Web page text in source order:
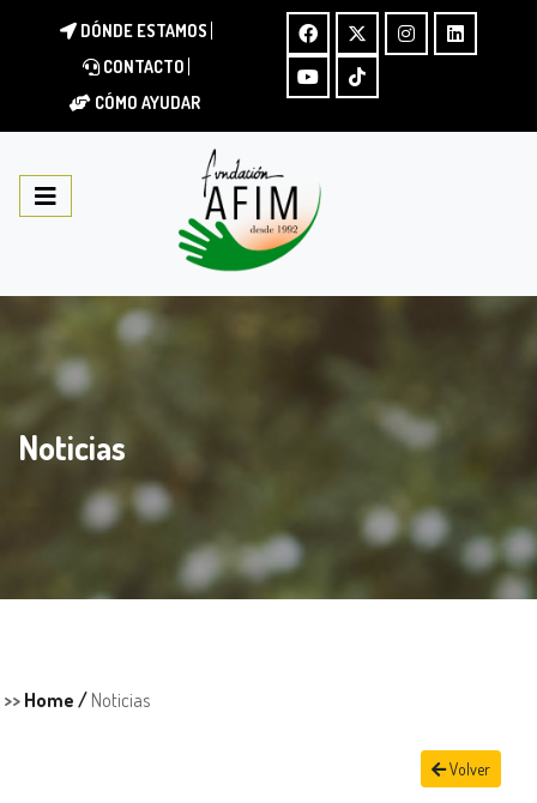
DÓNDE ESTAMOS
CONTACTO
CÓMO AYUDAR
Noticias
>> Home / Noticias
Volver